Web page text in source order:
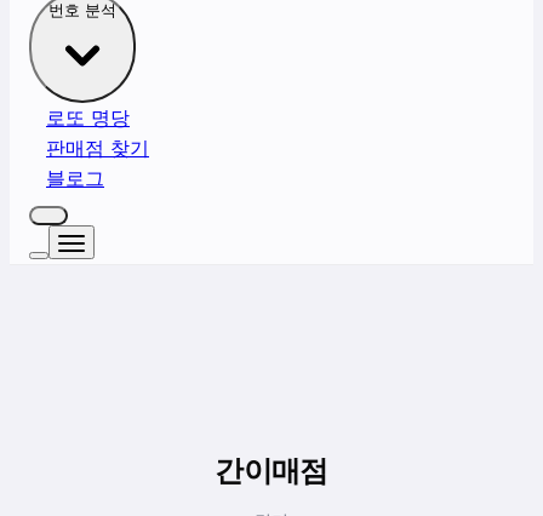
번호 분석
로또 명당
판매점 찾기
블로그
간이매점